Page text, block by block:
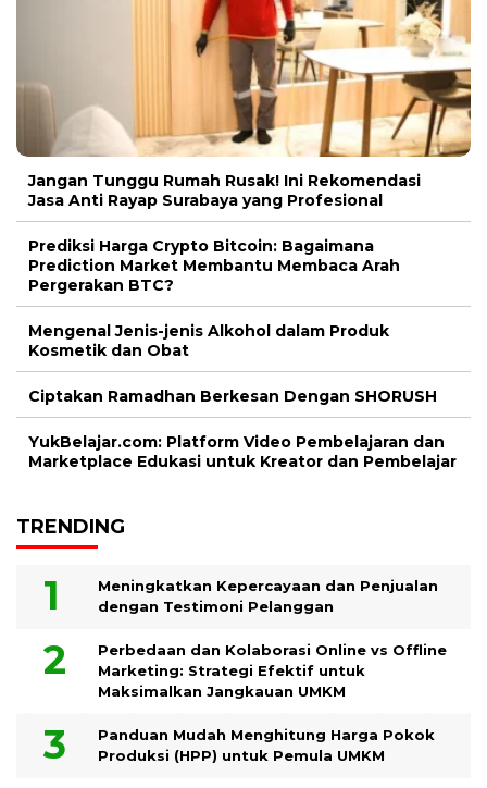
Jangan Tunggu Rumah Rusak! Ini Rekomendasi
Jasa Anti Rayap Surabaya yang Profesional
Prediksi Harga Crypto Bitcoin: Bagaimana
Prediction Market Membantu Membaca Arah
Pergerakan BTC?
Mengenal Jenis-jenis Alkohol dalam Produk
Kosmetik dan Obat
Ciptakan Ramadhan Berkesan Dengan SHORUSH
YukBelajar.com: Platform Video Pembelajaran dan
Marketplace Edukasi untuk Kreator dan Pembelajar
TRENDING
Meningkatkan Kepercayaan dan Penjualan
dengan Testimoni Pelanggan
Perbedaan dan Kolaborasi Online vs Offline
Marketing: Strategi Efektif untuk
Maksimalkan Jangkauan UMKM
Panduan Mudah Menghitung Harga Pokok
Produksi (HPP) untuk Pemula UMKM